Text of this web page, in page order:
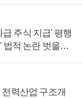
주식 지급' 평행
법적 논란 벗을지
력산업 구조개